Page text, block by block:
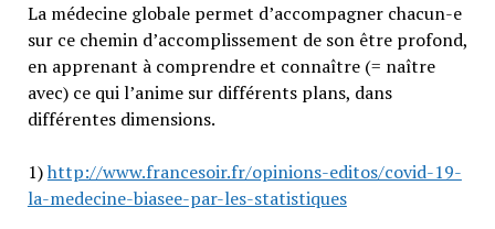
La médecine globale permet d’accompagner chacun-e
sur ce chemin d’accomplissement de son être profond,
en apprenant à comprendre et connaître (= naître
avec) ce qui l’anime sur différents plans, dans
différentes dimensions.
1)http://www.francesoir.fr/opinions-editos/covid-19-
la-medecine-biasee-par-les-statistiques